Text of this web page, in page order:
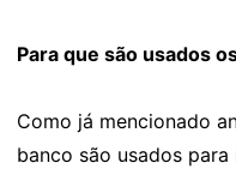
Para que são usados
Como já mencionado
banco são usados